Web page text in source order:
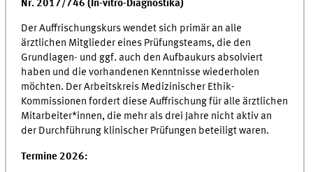
Nr. 2017/746 (In-vitro-Diagnostika)
Der Auffrischungskurs wendet sich primär an alle
ärztlichen Mitglieder eines Prüfungsteams, die den
Grundlagen- und ggf. auch den Aufbaukurs absolviert
haben und die vorhandenen Kenntnisse wiederholen
möchten. Der Arbeitskreis Medizinischer Ethik-
Kommissionen fordert diese Auffrischung für alle ärztlichen
Mitarbeiter*innen, die mehr als drei Jahre nicht aktiv an
der Durchführung klinischer Prüfungen beteiligt waren.
Termine 2026: